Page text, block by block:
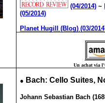
(04/2014) ~
(05/2014)
Planet Hugill (Blog) (03/
Un achat via
● Bach: Cello Suites,
Johann Sebastian Bach